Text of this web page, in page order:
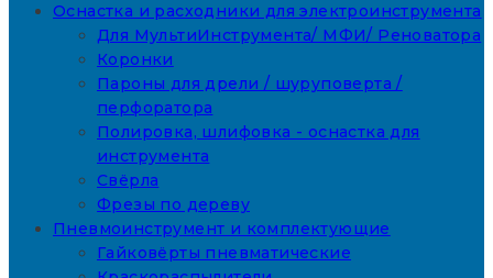
Оснастка и расходники для электроинструмента
Для МультиИнструмента/ МФИ/ Реноватора
Коронки
Пароны для дрели / шуруповерта /
перфоратора
Полировка, шлифовка - оснастка для
инструмента
Свёрла
Фрезы по дереву
Пневмоинструмент и комплектующие
Гайковёрты пневматические